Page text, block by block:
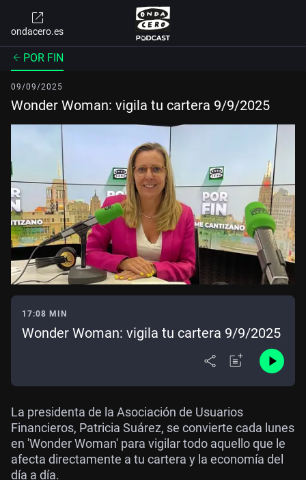
ondacero.es
POR FIN
09/09/2025
Wonder Woman: vigila tu cartera 9/9/2025
17:08 MIN
Wonder Woman: vigila tu cartera 9/9/2025
La presidenta de la Asociación de Usuarios
Financieros, Patricia Suárez, se convierte cada lunes
en 'Wonder Woman' para vigilar todo aquello que le
afecta directamente a tu cartera y la economía del
día a día.